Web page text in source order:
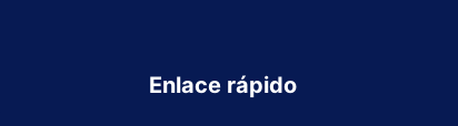
Enlace rápido